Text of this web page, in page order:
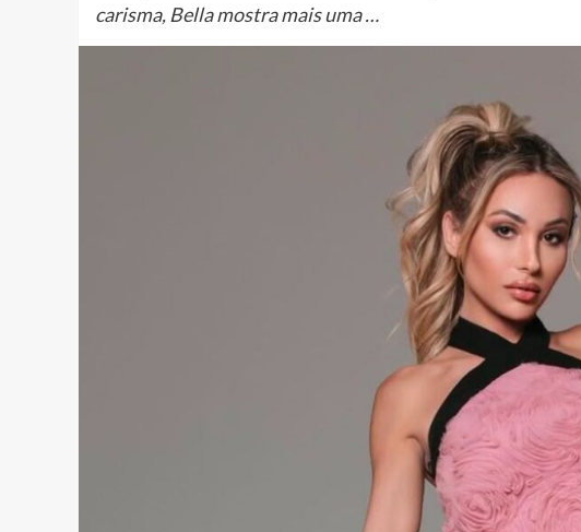
carisma, Bella mostra mais uma …